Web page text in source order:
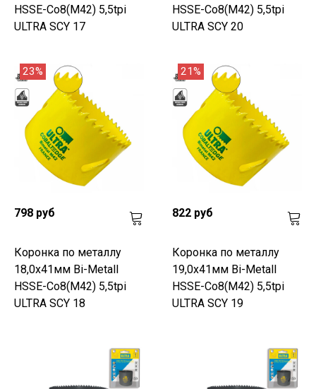
HSSE-Co8(M42) 5,5tpi
ULTRA SCY 17
HSSE-Co8(M42) 5,5tpi
ULTRA SCY 20
23%
798 руб
Коронка по металлу
18,0x41мм Bi-Metall
HSSE-Co8(M42) 5,5tpi
ULTRA SCY 18
21%
822 руб
Коронка по металлу
19,0x41мм Bi-Metall
HSSE-Co8(M42) 5,5tpi
ULTRA SCY 19